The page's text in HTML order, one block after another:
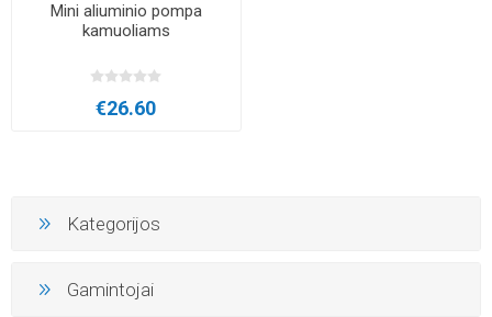
Mini aliuminio pompa
kamuoliams
€26.60
Kategorijos
Gamintojai